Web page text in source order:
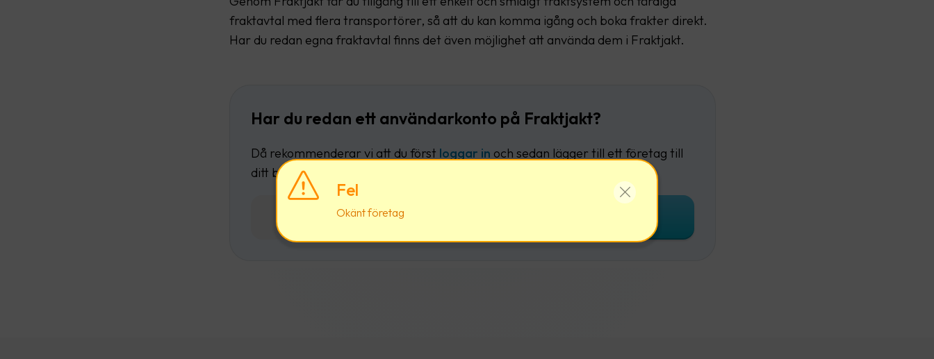
Fel
Okänt företag
fraktavtal med flera transportörer, så att du kan komma igång och boka frakter direkt.
Har du redan egna fraktavtal finns det även möjlighet att använda dem i Fraktjakt.
Har du redan ett användarkonto på Fraktjakt?
Då rekommenderar vi att du först loggar in och sedan lägger till ett företag till
ditt befintliga användarkonto.
Logga in